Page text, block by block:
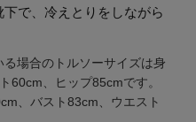
ャル】
する16の名品
で、冷えとりをしながら
場合のトルソーサイズは身
60cm、ヒップ85cmです。
、バスト83cm、ウエスト